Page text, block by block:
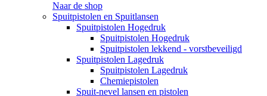
Naar de shop
Spuitpistolen en Spuitlansen
Spuitpistolen Hogedruk
Spuitpistolen Hogedruk
Spuitpistolen lekkend - vorstbeveiligd
Spuitpistolen Lagedruk
Spuitpistolen Lagedruk
Chemiepistolen
Spuit-nevel lansen en pistolen